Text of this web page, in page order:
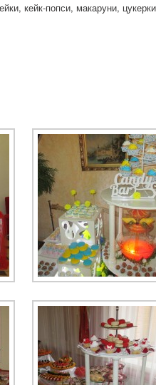
кейк-попси, макаруни, цукерки